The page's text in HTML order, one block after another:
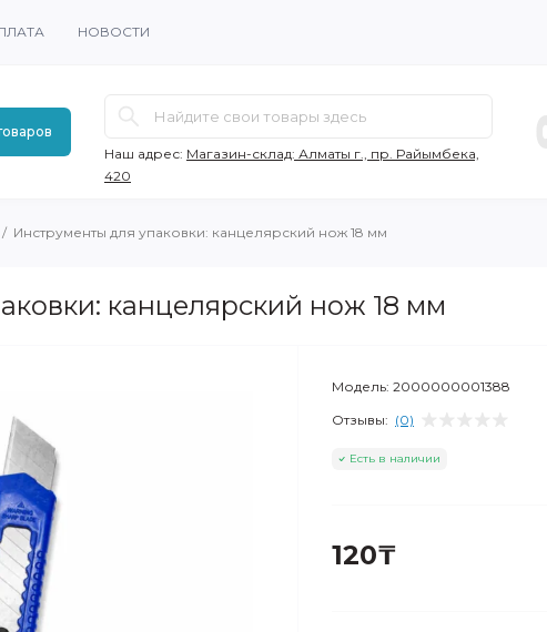
НОВОСТИ
Наш адрес: Магазин-склад: Алматы г., пр. Райымбека,
420
Инструменты для упаковки: канцелярский нож 18 мм
канцелярский нож 18 мм
Модель: 2000000001388
Отзывы: (0)
Есть в наличии
120₸